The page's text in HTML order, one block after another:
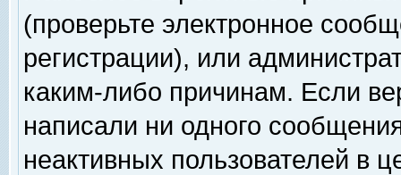
(проверьте электронное
регистрации), или
каким-либо причинам. Если
написали ни одного
неактивных пользователей в